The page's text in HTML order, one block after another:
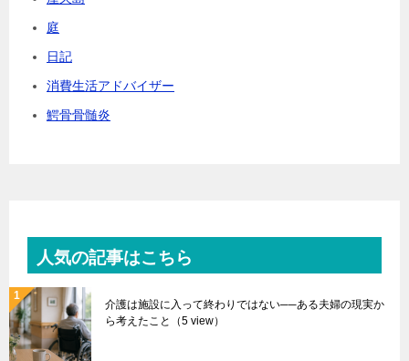
庭
日記
消費生活アドバイザー
鰐骨骨髄炎
人気の記事はこちら
介護は施設に入って終わりではない──ある夫婦の現実か
ら考えたこと
（5 view）